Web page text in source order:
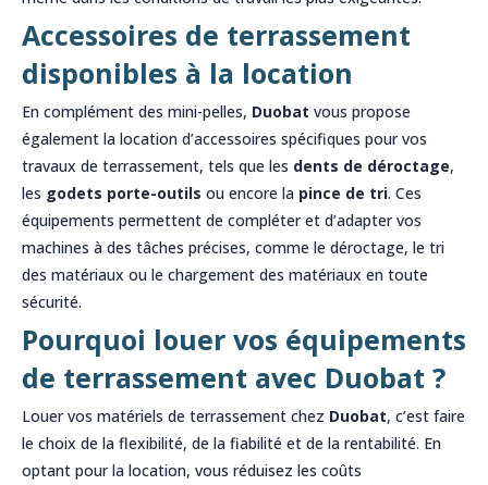
Accessoires de terrassement
disponibles à la location
En complément des mini-pelles, Duobat vous propose
également la location d’accessoires spécifiques pour vos
travaux de terrassement, tels que les dents de déroctage,
les godets porte-outils ou encore la pince de tri. Ces
équipements permettent de compléter et d’adapter vos
machines à des tâches précises, comme le déroctage, le tri
des matériaux ou le chargement des matériaux en toute
sécurité.
Pourquoi louer vos équipements
de terrassement avec Duobat ?
Louer vos matériels de terrassement chez Duobat, c’est faire
le choix de la flexibilité, de la fiabilité et de la rentabilité. En
optant pour la location, vous réduisez les coûts